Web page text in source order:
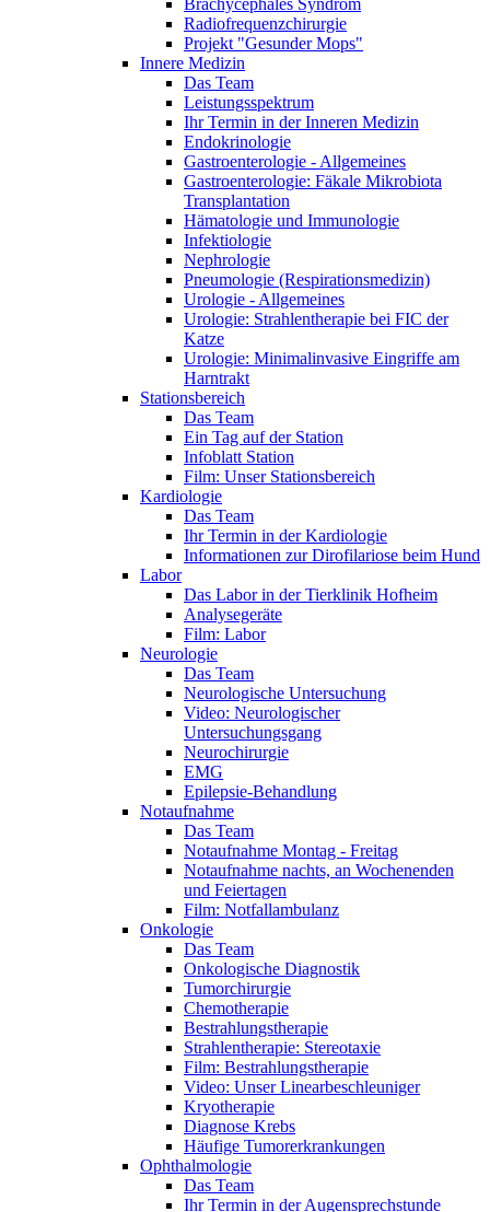
Brachycephales Syndrom
Radiofrequenzchirurgie
Projekt "Gesunder Mops"
Innere Medizin
Das Team
Leistungsspektrum
Ihr Termin in der Inneren Medizin
Endokrinologie
Gastroenterologie - Allgemeines
Gastroenterologie: Fäkale Mikrobiota
Transplantation
Hämatologie und Immunologie
Infektiologie
Nephrologie
Pneumologie (Respirationsmedizin)
Urologie - Allgemeines
Urologie: Strahlentherapie bei FIC der
Katze
Urologie: Minimalinvasive Eingriffe am
Harntrakt
Stationsbereich
Das Team
Ein Tag auf der Station
Infoblatt Station
Film: Unser Stationsbereich
Kardiologie
Das Team
Ihr Termin in der Kardiologie
Informationen zur Dirofilariose beim Hund
Labor
Das Labor in der Tierklinik Hofheim
Analysegeräte
Film: Labor
Neurologie
Das Team
Neurologische Untersuchung
Video: Neurologischer
Untersuchungsgang
Neurochirurgie
EMG
Epilepsie-Behandlung
Notaufnahme
Das Team
Notaufnahme Montag - Freitag
Notaufnahme nachts, an Wochenenden
und Feiertagen
Film: Notfallambulanz
Onkologie
Das Team
Onkologische Diagnostik
Tumorchirurgie
Chemotherapie
Bestrahlungstherapie
Strahlentherapie: Stereotaxie
Film: Bestrahlungstherapie
Video: Unser Linearbeschleuniger
Kryotherapie
Diagnose Krebs
Häufige Tumorerkrankungen
Ophthalmologie
Das Team
Ihr Termin in der Augensprechstunde